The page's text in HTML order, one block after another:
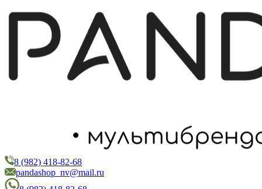
PandaShop
Интернет-магазин косметики
8 (982) 418-82-68
pandashop_nv@mail.ru